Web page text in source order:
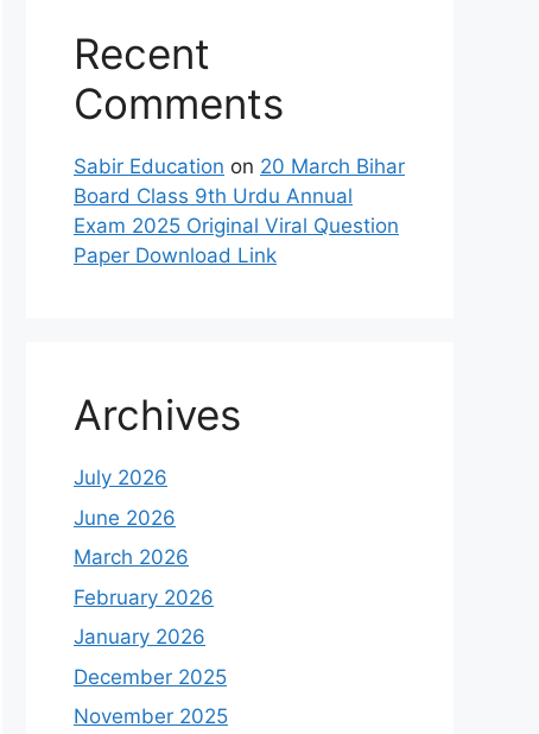
Recent
Comments
Sabir Education on 20 March Bihar
Board Class 9th Urdu Annual
Exam 2025 Original Viral Question
Paper Download Link
Archives
July 2026
June 2026
March 2026
February 2026
January 2026
December 2025
November 2025